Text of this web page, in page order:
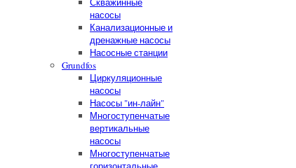
насосы
Канализационные и
дренажные насосы
Насосные станции
Grundfos
Циркуляционные
насосы
Насосы "ин-лайн"
Многоступенчатые
вертикальные
насосы
Многоступенчатые